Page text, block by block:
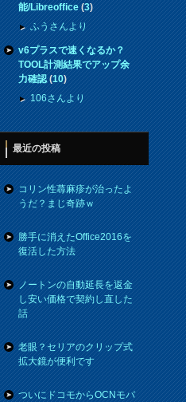
能/Libreoffice(3)
ふうさんより
v6プラスで速くなるか？
TOOL計測結果でアップ余
力確認(10)
106さんより
最近の投稿
コリン性蕁麻疹が治ったよ
うだ？まじ奇跡ｗ
勝手に消えたOffice2016を
復活した方法
ノートンの自動延長を返金
し安い価格で契約し直した
話
老眼？セリアのクリップ式
拡大鏡が便利です
ついにドコモからOCNモバ